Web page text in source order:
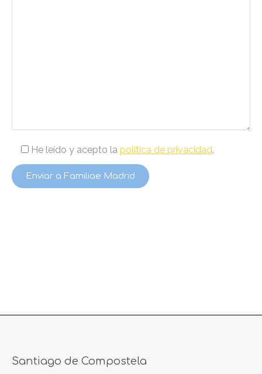
He leído y acepto la política de privacidad.
Santiago de Compostela